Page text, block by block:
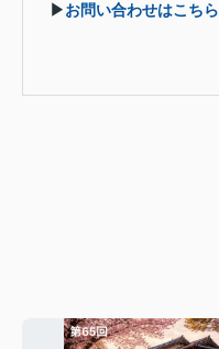
▶ お問い合わせはこちら